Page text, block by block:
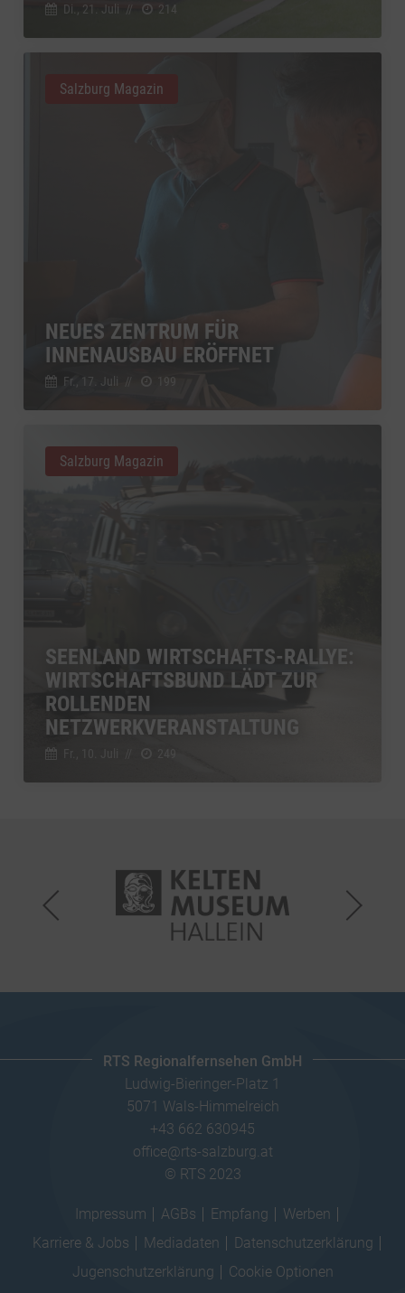
Di., 21. Juli // 214
NEUES ZENTRUM FÜR
INNENAUSBAU ERÖFFNET
Fr., 17. Juli // 199
Salzburg Magazin
SEENLAND WIRTSCHAFTS-RALLYE:
WIRTSCHAFTSBUND LÄDT ZUR
ROLLENDEN
NETZWERKVERANSTALTUNG
Fr., 10. Juli
Salzburg Magazin
RTS Regionalfernsehen GmbH
Ludwig-Bieringer-Platz 1
5071 Wals-Himmelreich
+43 662 630945
office@rts-salzburg.at
© RTS 2023
Impressum AGBs Empfang
Werben
Karriere & Jobs
Mediadaten
Datenschutzerklärung
Jugenschutzerklärung
Cookie Optionen